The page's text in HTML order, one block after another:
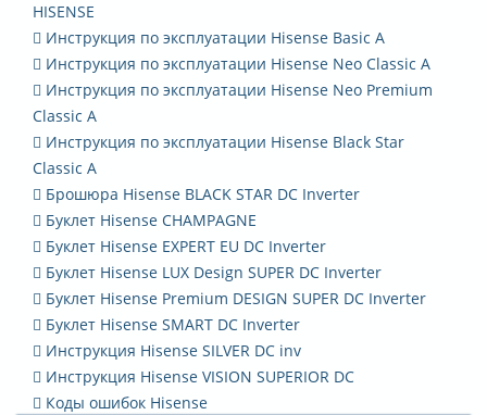
HISENSE
Инструкция по эксплуатации Hisense Basic A
Инструкция по эксплуатации Hisense Neo Classic A
Инструкция по эксплуатации Hisense Neo Premium
Classic A
Инструкция по эксплуатации Hisense Black Star
Classic A
Брошюра Hisense BLACK STAR DC Inverter
Буклет Hisense CHAMPAGNE
Буклет Hisense EXPERT EU DC Inverter
Буклет Hisense LUX Design SUPER DC Inverter
Буклет Hisense Premium DESIGN SUPER DC Inverter
Буклет Hisense SMART DC Inverter
Инструкция Hisense SILVER DC inv
Инструкция Hisense VISION SUPERIOR DC
Коды ошибок Hisense